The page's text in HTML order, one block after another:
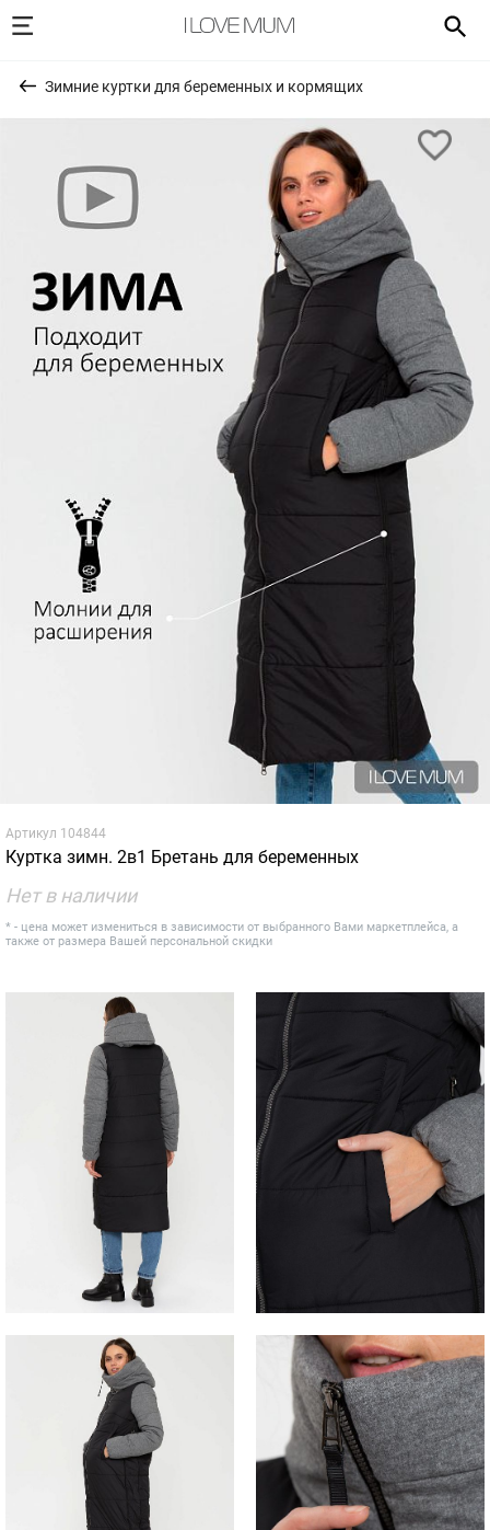
Зимние куртки для беременных и кормящих
Артикул 104844
Куртка зимн. 2в1 Бретань для беременных
Нет в наличии
* - цена может измениться в зависимости от выбранного Вами маркетплейса, а
также от размера Вашей персональной скидки